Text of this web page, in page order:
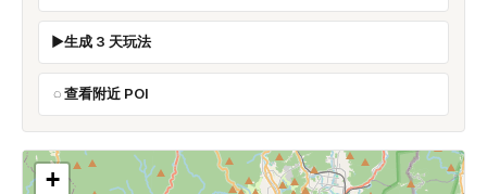
生成 3 天玩法
查看附近 POI
+